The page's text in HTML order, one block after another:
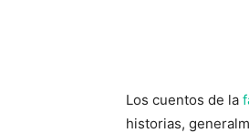
Los cuentos de la
historias,